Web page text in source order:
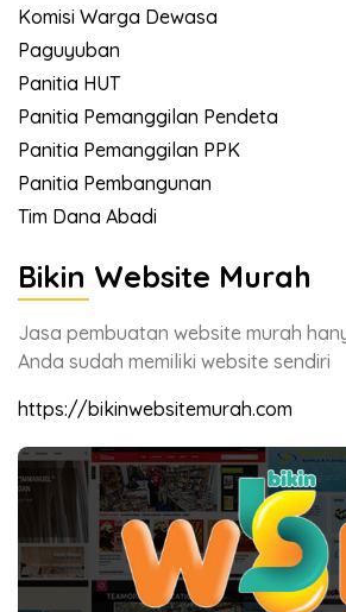
Komisi Warga Dewasa
Paguyuban
Panitia HUT
Panitia Pemanggilan Pendeta
Panitia Pemanggilan PPK
Panitia Pembangunan
Tim Dana Abadi
Bikin Website Murah
Jasa pembuatan website murah
Anda sudah memiliki website sendiri
https://bikinwebsitemurah.com